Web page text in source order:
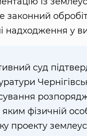
у
суд
яким фізичній
проекту